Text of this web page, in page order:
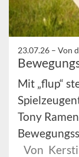
23.07.26 – Von
Mit „flup“
Tony
Von